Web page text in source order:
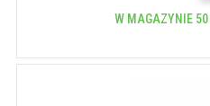
W MAGAZYNIE